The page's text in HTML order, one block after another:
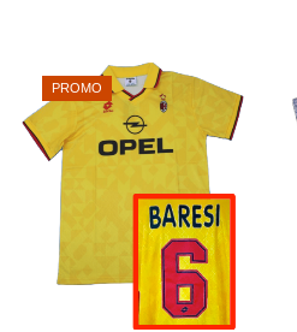
était :
69€.
49€.
PROMO